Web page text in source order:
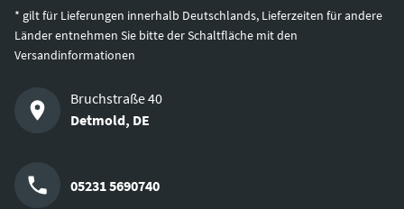
* gilt für Lieferungen innerhalb Deutschlands, Lieferzeiten für andere
Länder entnehmen Sie bitte der Schaltfläche mit den
Versandinformationen
Bruchstraße 40
Detmold, DE
05231 5690740